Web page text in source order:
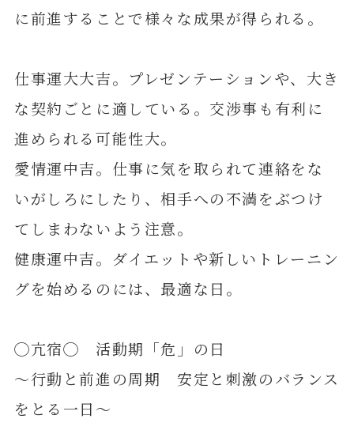
に前進することで様々な成果が得られる。
仕事運大大吉。プレゼンテーションや、大き
な契約ごとに適している。交渉事も有利に
進められる可能性大。
愛情運中吉。仕事に気を取られて連絡をな
いがしろにしたり、相手への不満をぶつけ
てしまわないよう注意。
健康運中吉。ダイエットや新しいトレーニン
グを始めるのには、最適な日。
◯亢宿◯ 活動期「危」の日
～行動と前進の周期 安定と刺激のバランス
をとる一日～